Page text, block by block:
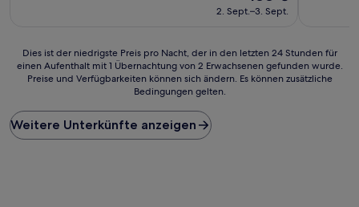
Preis
beträgt
2. Sept.–3. Sept.
Dies
ist
Preis
pro
Nacht,
Dies ist der niedrigste Preis pro Nacht, der in den letzten 24 Stunden für
einen Aufenthalt mit 1 Übernachtung von 2 Erwachsenen gefunden wurde.
Preise und Verfügbarkeiten können sich ändern. Es können zusätzliche
Bedingungen gelten.
Weitere Unterkünfte anzeigen